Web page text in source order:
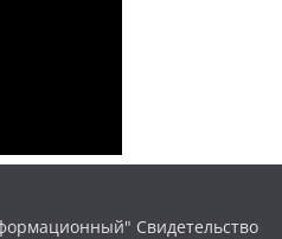
Свидетельство